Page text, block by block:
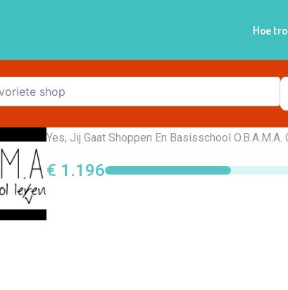
Hoe
Basisschool
Yes, Jij Gaat Shoppen En Basisschool O.B.A.M.A.
€ 1.196